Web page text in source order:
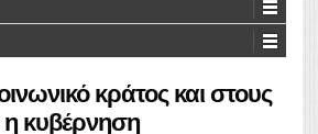
κράτος και στους
η κυβέρνηση